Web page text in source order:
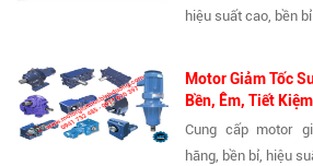
hiệu suất cao, bền
Motor Giảm Tốc
Bền, Êm, Tiết
Cung cấp motor
hãng, bền bỉ, hiệu